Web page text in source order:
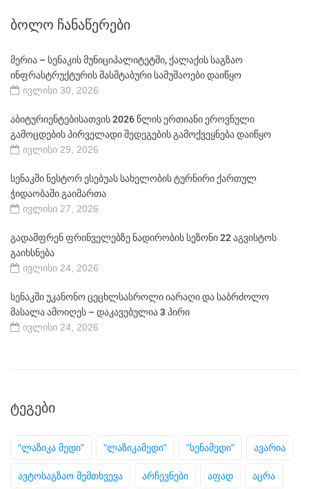
ᲑᲝᲚᲝ ᲩᲐᲜᲐᲬᲔᲠᲔᲑᲘ
მერია – სენაკის მუნიციპალიტეტში, ქალაქის საგზაო
ინფრასტრუქტურის მასშტაბური სამუშაოები დაიწყო
ივლისი 30, 2026
აბიტურიენტებისათვის 2026 წლის ერთიანი ეროვნული
გამოცდების პირველადი შედეგების გამოქვეყნება დაიწყო
ივლისი 29, 2026
სენაკში ნესტორ ესებუას სახელობის ტურნირი ქართულ
ჭიდაობაში გაიმართა
ივლისი 27, 2026
გადამფრენ ფრინველებზე ნადირობის სეზონი 22 აგვისტოს
გაიხსნება
ივლისი 24, 2026
სენაკში უკანონო ცეცხლსასროლი იარაღი და საბრძოლო
მასალა ამოიღეს – დაკავებულია 3 პირი
ივლისი 24, 2026
ᲢᲔᲒᲔᲑᲘ
"ლაზიკა მედი" "ლაზიკამედი" "სენამედი" ავარია
ავტოსაგზაო შემთხვევა არჩევნები აფად აცრა